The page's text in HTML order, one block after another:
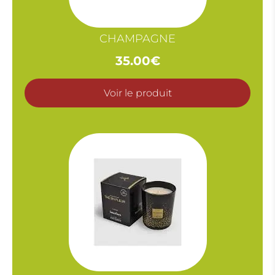
CHAMPAGNE
35.00€
Voir le produit